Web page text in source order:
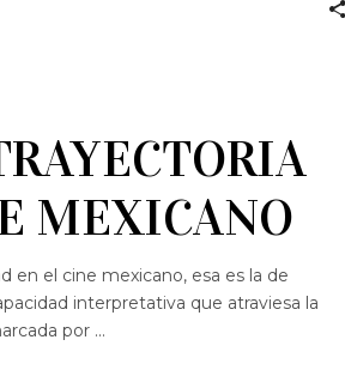
MEXICANO
en el cine mexicano, esa es la de
interpretativa que atraviesa la
por